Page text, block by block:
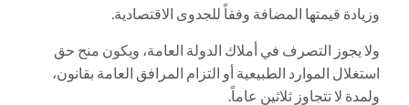
وزيادة قيمتها المضافة وفقاً للجدوى الاقتصادية.
ولا يجوز التصرف في أملاك الدولة العامة، ويكون منح حق
استغلال الموارد الطبيعية أو التزام المرافق العامة بقانون،
ولمدة لا تتجاوز ثلاثين عاماً.